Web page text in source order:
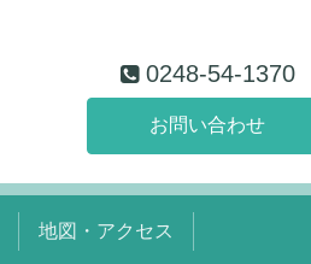
0248-54-1370
お問い合わせ
地図・アクセス